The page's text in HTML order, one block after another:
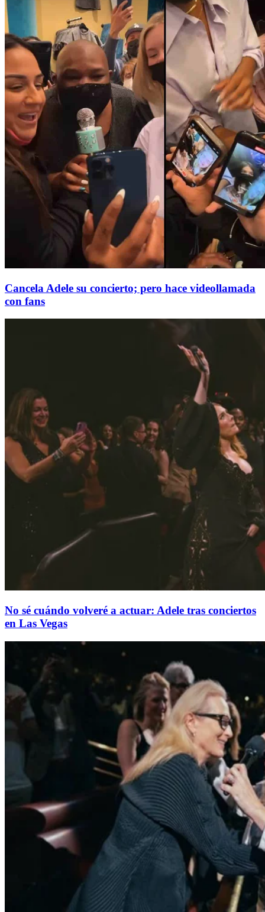
Cancela Adele su concierto; pero hace videollamada
con fans
No sé cuándo volveré a actuar: Adele tras conciertos
en Las Vegas